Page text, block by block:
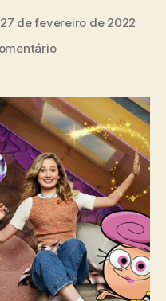
27 de fevereiro de 2022
em
Jimmy
Turner
tem
que
lidar
com
Cosmo
e
Wanda
no
primeiro
trailer